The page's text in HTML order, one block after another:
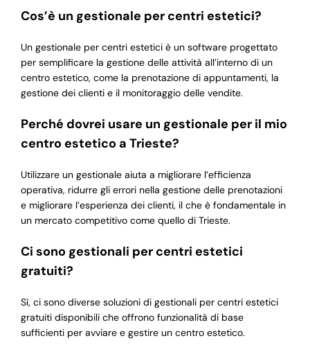
Cos’è un gestionale per centri estetici?
Un gestionale per centri estetici è un software progettato
per semplificare la gestione delle attività all’interno di un
centro estetico, come la prenotazione di appuntamenti, la
gestione dei clienti e il monitoraggio delle vendite.
Perché dovrei usare un gestionale per il mio
centro estetico a Trieste?
Utilizzare un gestionale aiuta a migliorare l’efficienza
operativa, ridurre gli errori nella gestione delle prenotazioni
e migliorare l’esperienza dei clienti, il che è fondamentale in
un mercato competitivo come quello di Trieste.
Ci sono gestionali per centri estetici
gratuiti?
Sì, ci sono diverse soluzioni di gestionali per centri estetici
gratuiti disponibili che offrono funzionalità di base
sufficienti per avviare e gestire un centro estetico.